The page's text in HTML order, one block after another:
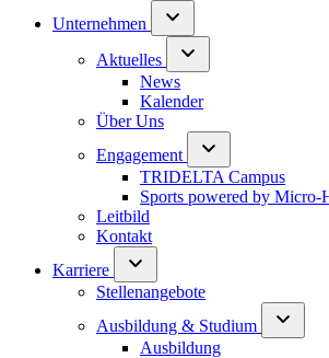
Unternehmen
Aktuelles
News
Kalender
Über Uns
Engagement
TRIDELTA Campus
Sports powered by Micro-
Leitbild
Kontakt
Karriere
Stellenangebote
Ausbildung & Studium
Ausbildung